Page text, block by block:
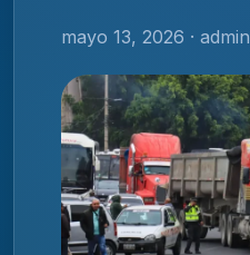
mayo 13, 2026 · admin